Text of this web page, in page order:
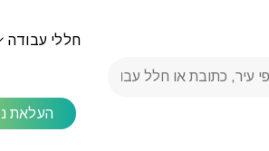
חללי עבודה
העלאת